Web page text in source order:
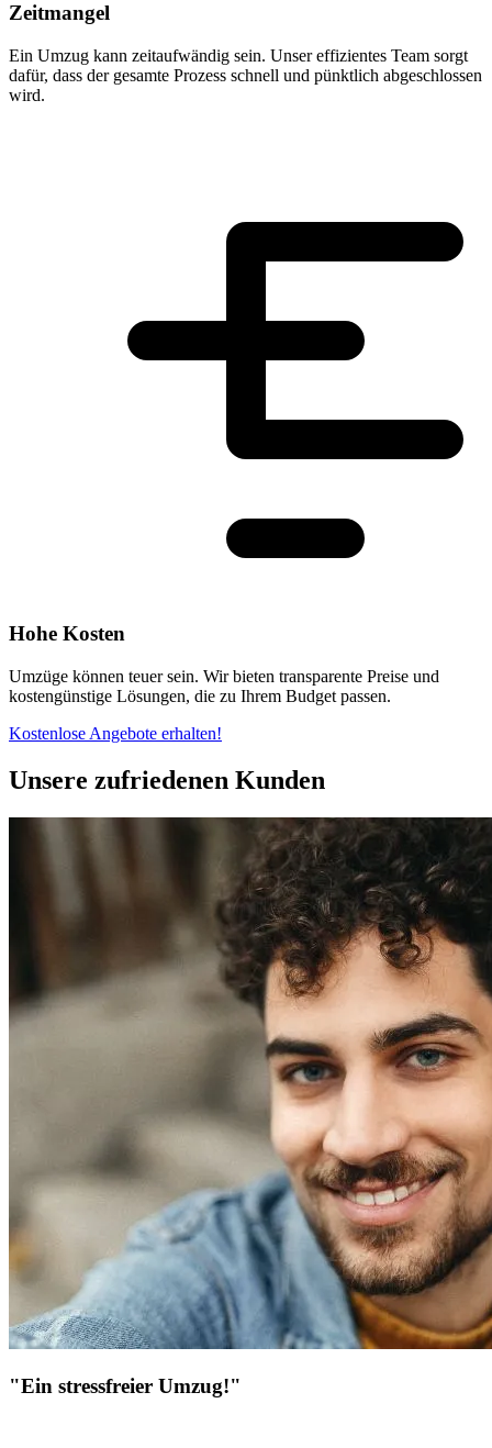
Zeitmangel
Ein Umzug kann zeitaufwändig sein. Unser effizientes Team sorgt
dafür, dass der gesamte Prozess schnell und pünktlich abgeschlossen
wird.
Hohe Kosten
Umzüge können teuer sein. Wir bieten transparente Preise und
kostengünstige Lösungen, die zu Ihrem Budget passen.
Kostenlose Angebote erhalten!
Unsere zufriedenen Kunden
"Ein stressfreier Umzug!"